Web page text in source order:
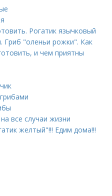
Рогатик язычковый
Гриб "оленьи рожки". Как
и чем приятны
все случаи жизни
желтый"!!! Едим дома!!!